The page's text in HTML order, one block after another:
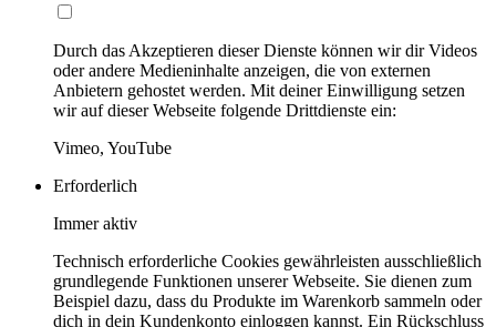
Durch das Akzeptieren dieser Dienste können wir dir Videos
oder andere Medieninhalte anzeigen, die von externen
Anbietern gehostet werden. Mit deiner Einwilligung setzen
wir auf dieser Webseite folgende Drittdienste ein:
Vimeo, YouTube
Erforderlich
Immer aktiv
Technisch erforderliche Cookies gewährleisten ausschließlich
grundlegende Funktionen unserer Webseite. Sie dienen zum
Beispiel dazu, dass du Produkte im Warenkorb sammeln oder
dich in dein Kundenkonto einloggen kannst. Ein Rückschluss